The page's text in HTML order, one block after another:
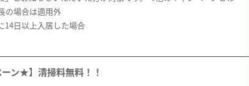
場合は適用外
14日以上入居した場合
ン★】清掃料無料！！